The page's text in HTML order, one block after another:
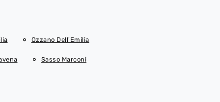
Ozzano Dell'Emilia
Sasso Marconi